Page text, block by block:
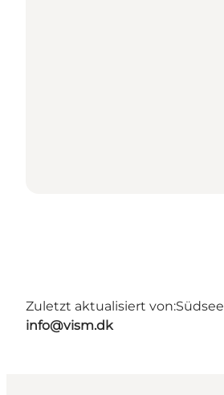
Zuletzt aktualisiert von:
info@vism.dk